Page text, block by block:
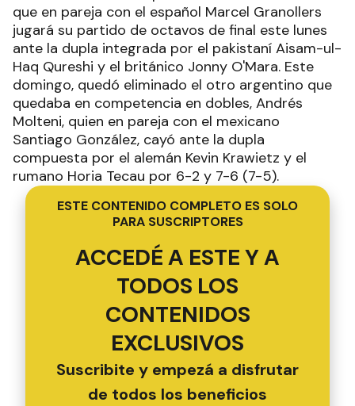
que en pareja con el español Marcel Granollers
jugará su partido de octavos de final este lunes
ante la dupla integrada por el pakistaní Aisam-ul-
Haq Qureshi y el británico Jonny O'Mara. Este
domingo, quedó eliminado el otro argentino que
quedaba en competencia en dobles, Andrés
Molteni, quien en pareja con el mexicano
Santiago González, cayó ante la dupla
compuesta por el alemán Kevin Krawietz y el
rumano Horia Tecau por 6-2 y 7-6 (7-5).
ESTE CONTENIDO COMPLETO ES SOLO
PARA SUSCRIPTORES
ACCEDÉ A ESTE Y A
TODOS LOS
CONTENIDOS
EXCLUSIVOS
Suscribite y empezá a disfrutar
de todos los beneficios